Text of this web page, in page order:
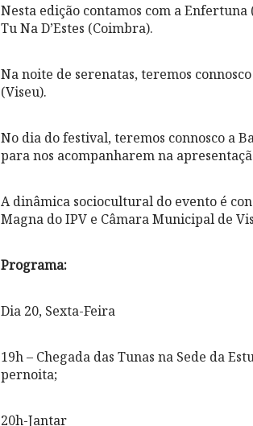
Nesta edição contamos com a
Tu Na D’Estes (Coimbra).
Na noite de serenatas, teremos
(Viseu).
No dia do festival, teremos connosco a
para nos acompanharem na
A dinâmica sociocultural do evento é
Magna do IPV e Câmara Municipal de
Programa:
Dia 20, Sexta-Feira
19h – Chegada das Tunas na Sede da
pernoita;
20h-Jantar